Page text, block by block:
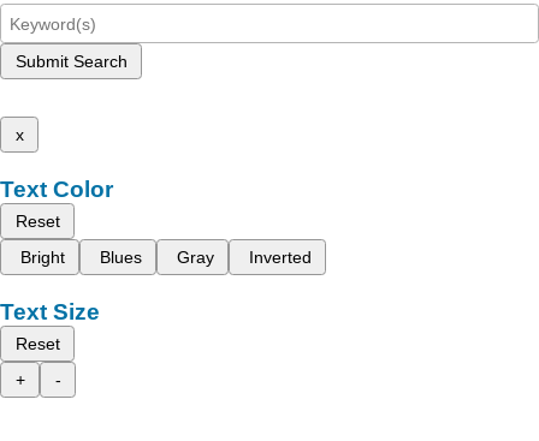
Submit Search
x
Text Color
Reset
Bright
Blues Gray Inverted
Text Size
Reset
+
-